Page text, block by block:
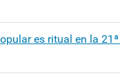
es ritual en la